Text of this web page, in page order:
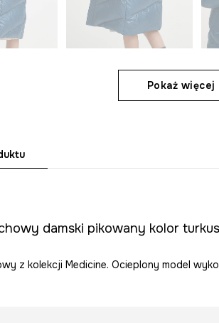
Pokaż więcej
damski pikowany kolor
z kolekcji Medicine. Ocieplony model